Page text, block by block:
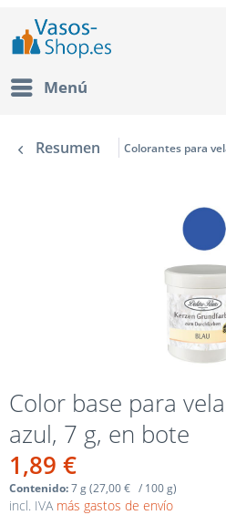
Menú
Resumen Colorantes para
Color base para
azul, 7 g, en bote
1,89 €
Contenido:7 g (27,00 € / 100 g)
incl. IVA más gastos de envío